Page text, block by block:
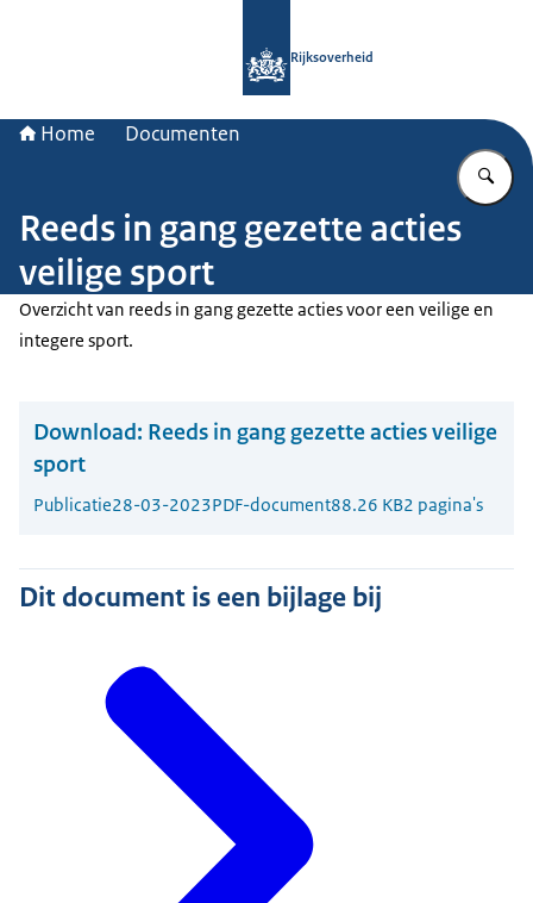
Rijksoverheid
Home Documenten
Reeds in gang gezette acties
veilige sport
Overzicht van reeds in gang gezette acties voor een veilige en
integere sport.
Download: Reeds in gang gezette acties veilige
sport
Publicatie28-03-2023PDF-document88.26 KB2 pagina's
Dit document is een bijlage bij